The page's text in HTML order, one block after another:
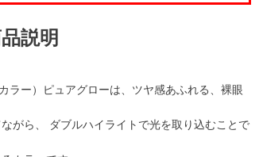
説明
ラー）ピュアグローは、ツヤ感あふれる、裸眼
がら、 ダブルハイライトで光を取り込むことで